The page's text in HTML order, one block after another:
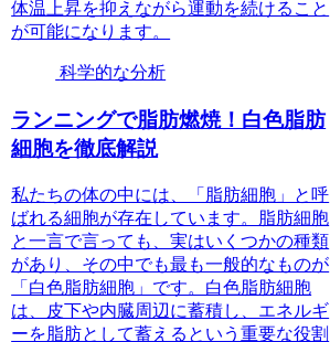
体温上昇を抑えながら運動を続けること
が可能になります。
科学的な分析
ランニングで脂肪燃焼！白色脂肪
細胞を徹底解説
私たちの体の中には、「脂肪細胞」と呼
ばれる細胞が存在しています。脂肪細胞
と一言で言っても、実はいくつかの種類
があり、その中でも最も一般的なものが
「白色脂肪細胞」です。白色脂肪細胞
は、皮下や内臓周辺に蓄積し、エネルギ
ーを脂肪として蓄えるという重要な役割